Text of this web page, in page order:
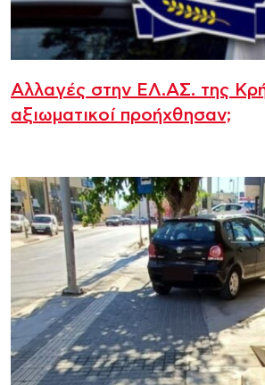
Αλλαγές στην ΕΛ.ΑΣ. της
αξιωματικοί προήχθησαν;